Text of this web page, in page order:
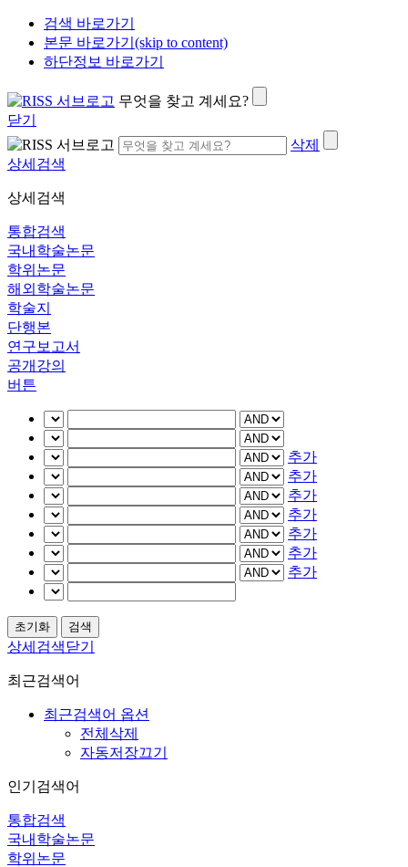
검색 바로가기
본문 바로가기(skip to content)
하단정보 바로가기
무엇을 찾고 계세요?
닫기
삭제
상세검색
상세검색
통합검색
국내학술논문
학위논문
해외학술논문
학술지
단행본
연구보고서
공개강의
버튼
추가
추가
추가
추가
추가
추가
추가
상세검색닫기
최근검색어
최근검색어 옵션
전체삭제
자동저장끄기
인기검색어
통합검색
국내학술논문
학위논문